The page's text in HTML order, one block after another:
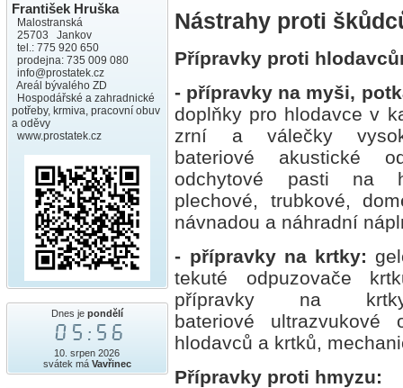
František Hruška
Malostranská
25703 Jankov
tel.: 775 920 650
prodejna: 735 009 080
info@prostatek.cz
Areál bývalého ZD
Hospodářské a zahradnické
potřeby, krmiva, pracovní obuv
a oděvy
www.prostatek.cz
Dnes je pondělí
05:56
10. srpen 2026
svátek má Vavřinec
Nástrahy proti
Přípravky proti
- přípravky na myši,
doplňky pro hlodavce v
zrní a válečky
bateriové akustické
odchytové pasti na
plechové, trubkové,
návnadou a náhradní
- přípravky na krtky:
tekuté odpuzovače
přípravky na
bateriové ultrazvukové
hlodavců a krtků,
Přípravky proti hmyzu: